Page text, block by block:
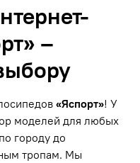
–
«Яспорт»! У
моделей для любых
городу до
тропам. Мы